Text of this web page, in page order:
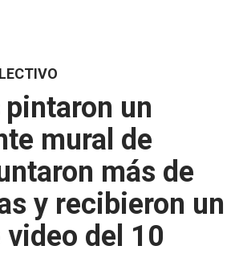
un
mural de
más de
y recibieron un
del 10